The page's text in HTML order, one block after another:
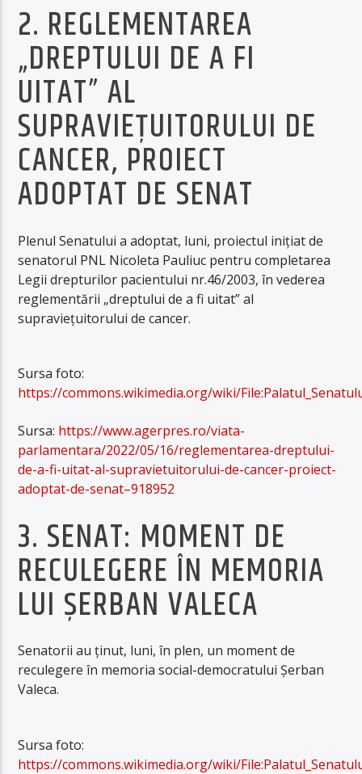
2. REGLEMENTAREA
„DREPTULUI DE A FI
UITAT” AL
SUPRAVIEŢUITORULUI DE
CANCER, PROIECT
ADOPTAT DE SENAT
Plenul Senatului a adoptat, luni, proiectul iniţiat de
senatorul PNL Nicoleta Pauliuc pentru completarea
Legii drepturilor pacientului nr.46/2003, în vederea
reglementării „dreptului de a fi uitat” al
supravieţuitorului de cancer.
Sursa foto:
https://commons.wikimedia.org/wiki/
Sursa: https://www.agerpres.ro/viata-
parlamentara/2022/05/16/reglementarea-dreptului-
de-a-fi-uitat-al-supravietuitorului-de-cancer-proiect-
adoptat-de-senat–918952
3. SENAT: MOMENT DE
RECULEGERE ÎN MEMORIA
LUI ŞERBAN VALECA
Senatorii au ţinut, luni, în plen, un moment de
reculegere în memoria social-democratului Şerban
Valeca.
Sursa foto:
https://commons.wikimedia.org/wiki/